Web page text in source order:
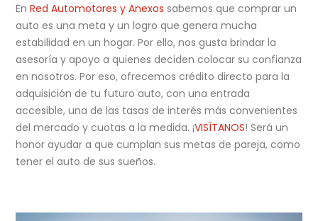
EnRed Automotores y Anexos sabemos que comprar un
auto es una meta y un logro que genera mucha
estabilidad en un hogar. Por ello, nos gusta brindar la
asesoría y apoyo a quienes deciden colocar su confianza
en nosotros. Por eso, ofrecemos crédito directo para la
adquisición de tu futuro auto, con una entrada
accesible, una de las tasas de interés más convenientes
del mercado y cuotas a la medida. ¡VISÍTANOS! Será un
honor ayudar a que cumplan sus metas de pareja, como
tener el auto de sus sueños.